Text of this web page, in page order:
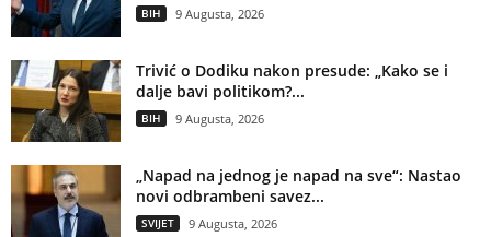
BIH 9 Augusta, 2026
Trivić o Dodiku nakon presude: „Kako se i
dalje bavi politikom?...
BIH 9 Augusta, 2026
„Napad na jednog je napad na sve“: Nastao
novi odbrambeni savez...
SVIJET 9 Augusta, 2026